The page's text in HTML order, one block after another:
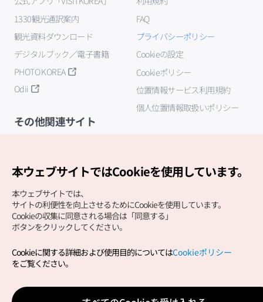
1330観光通訳案内
観光資料ダウンロード
デジタルブック／電子書籍
PHOTO KOREA
Odii
FAQ
プライバシーポリシー
Cookieの設定
Cookieポリシー
位置情報サービス利用規約
個人位置情報取扱いポリシー
その他関連サイト
Copyright (c) Korea Tourism Organization All Rights
サイトエラー報告公式メール
japanese@knto.or.kr
本ウェブサイトではCookieを使用しています。
本ウェブサイトでは、
サイトの利便性を向上させるためにCookieを使用しています。
Cookieの収集に同意される場合は「同意する」
ボタンをクリックしてください。
Cookieに関する詳細および使用目的についてはCookieポリシー
をご覧ください。